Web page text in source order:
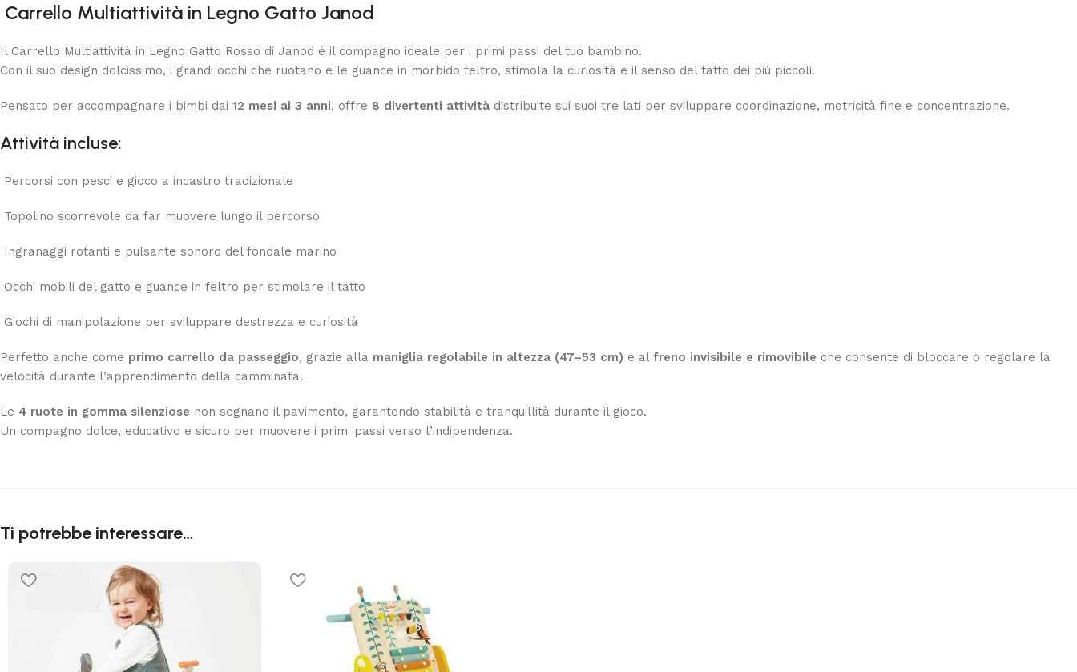
Carrello Multiattività in Legno Gatto Janod
Il Carrello Multiattività in Legno Gatto Rosso di Janod è il compagno ideale per i primi passi del tuo bambino.
Con il suo design dolcissimo, i grandi occhi che ruotano e le guance in morbido feltro, stimola la curiosità e il senso del tatto dei più piccoli.
Pensato per accompagnare i bimbi dai 12 mesi ai 3 anni, offre 8 divertenti attività distribuite sui suoi tre lati per sviluppare coordinazione, motricità fine e concentrazione.
Attività incluse:
Percorsi con pesci e gioco a incastro tradizionale
Topolino scorrevole da far muovere lungo il percorso
Ingranaggi rotanti e pulsante sonoro del fondale marino
Occhi mobili del gatto e guance in feltro per stimolare il tatto
Giochi di manipolazione per sviluppare destrezza e curiosità
Perfetto anche come primo carrello da passeggio, grazie alla maniglia regolabile in altezza (47–53 cm) e al freno invisibile e rimovibile che consente di bloccare o regolare la
velocità durante l’apprendimento della camminata.
Le 4 ruote in gomma silenziose non segnano il pavimento, garantendo stabilità e tranquillità durante il gioco.
Un compagno dolce, educativo e sicuro per muovere i primi passi verso l’indipendenza.
Ti potrebbe interessare…